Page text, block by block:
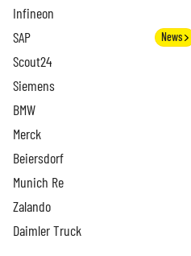
Infineon
SAP News
Scout24
Siemens
BMW
Merck
Beiersdorf
Munich Re
Zalando
Daimler Truck